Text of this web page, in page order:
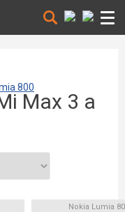
800
Max 3 a
Nokia Lumia